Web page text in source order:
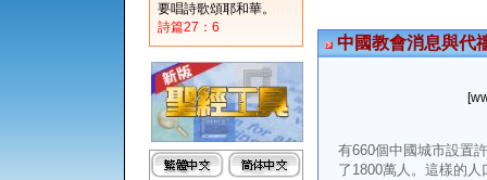
要唱詩歌頌耶和華。
詩篇27：6
中國教會消息與代
有660個中國城市設置
了1800萬人。這樣的